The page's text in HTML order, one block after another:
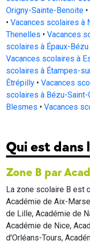
Origny-Sainte-Benoite •
• Vacances scolaires à
Thenelles • Vacances
scolaires à Épaux-Bézu
Vacances scolaires à
scolaires à Étampes-
Étrépilly • Vacances
scolaires à Bézu-Saint-
Blesmes • Vacances
Qui est dans
Zone B par
La zone scolaire B est
Académie de Aix-
de Lille, Académie de
Académie de Nice,
d'Orléans-Tours,